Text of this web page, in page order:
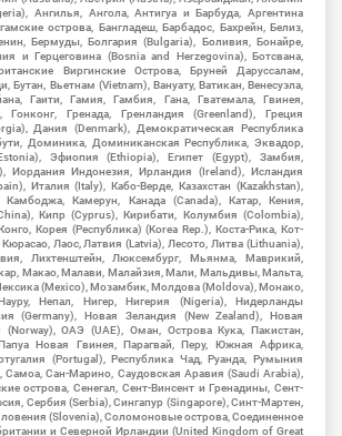
Ангилья, Ангола, Антигуа и Барбуда, Аргентина
острова, Бангладеш, Барбадос, Бахрейн, Белиз,
Бермуды, Болгария (Bulgaria), Боливия, Бонайре,
и Герцеговина (Bosnia and Herzegovina), Ботсвана,
Виргинские Острова, Бруней Даруссалам,
Бутан, Вьетнам (Vietnam), Вануату, Ватикан, Венесуэла,
Гаити, Гамия, Гамбия, Гана, Гватемала, Гвинея,
Гонконг, Гренада, Гренландия (Greenland), Греция
Дания (Denmark), Демократическая Республика
Доминика, Доминиканская Республика, Эквадор,
Эфиопия (Ethiopia), Египет (Egypt), Замбия,
Иордания Индонезия, Ирландия (Ireland), Исландия
Италия (Italy), Кабо-Верде, Казахстан (Kazakhstan),
Камбоджа, Камерун, Канада (Canada), Катар, Кения,
Кипр (Cyprus), Кирибати, Колумбия (Colombia),
Корея (Республика) (Korea Rep.), Коста-Рика, Кот-
Лаос, Латвия (Latvia), Лесото, Литва (Lithuania),
Лихтенштейн, Люксембург, Мьянма, Маврикий,
Макао, Малави, Малайзия, Мали, Мальдивы, Мальта,
(Mexico), Мозамбик, Молдова (Moldova), Монако,
Непал, Нигер, Нигерия (Nigeria), Нидерланды
(Germany), Новая Зеландия (New Zealand), Новая
(Norway), ОАЭ (UAE), Оман, Острова Кука, Пакистан,
Новая Гвинея, Парагвай, Перу, Южная Африка,
(Portugal), Республика Чад, Руанда, Румыния
Самоа, Сан-Марино, Саудовская Аравия (Saudi Arabia),
острова, Сенегал, Сент-Винсент и Гренадины, Сент-
Сербия (Serbia), Сингапур (Singapore), Синт-Мартен,
(Slovenia), Соломоновые острова, Соединенное
и Северной Ирландии (United Kingdom of Great